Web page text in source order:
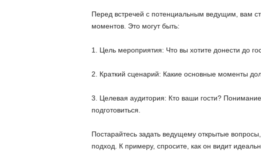
Перед встречей с потенциальным ведущим, вам
моментов. Это могут быть:
1. Цель мероприятия: Что вы хотите донести до
2. Краткий сценарий: Какие основные моменты
3. Целевая аудитория: Кто ваши гости?
подготовиться.
Постарайтесь задать ведущему открытые
подход. К примеру, спросите, как он видит